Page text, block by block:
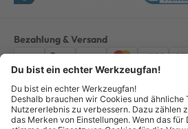
Bezahlung & Versand
ImpressumAGBDatenschutzWiderruf